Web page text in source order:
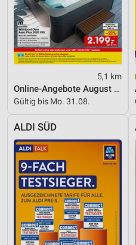
5,1 km
Online-Angebote August 2026
Gültig bis Mo. 31.08.
ALDI SÜD
Analyse von Zielgruppen
Kombinationen von Daten
Quellen
Entwicklung und
Verwendung reduzierter
Inhalten
Verwendung genauer
Geräte anhand von aktiv
Informationen identifizieren
Nicht-IAB-Verarbeitungszwecke:
Notwendig
Performance